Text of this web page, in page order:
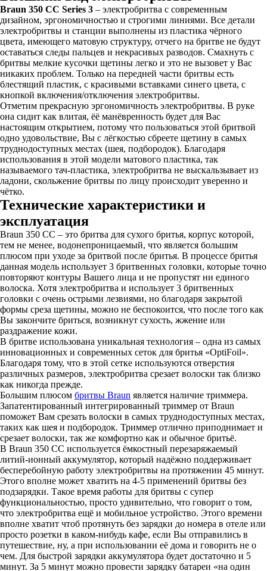
Braun 350 CC Series 3 – электробритва с современным
дизайном, эргономичностью и строгими линиями. Все детали
электробритвы и станции выполнены из пластика чёрного
цвета, имеющего матовую структуру, отчего на бритве не будут
оставаться следы пальцев и некрасивых разводов. Смахнуть с
бритвы мелкие кусочки щетины легко и это не вызовет у Вас
никаких проблем. Только на передней части бритвы есть
блестящий пластик, с красивыми вставками синего цвета, с
кнопкой включения/отключения электробритвы.
Отметим прекрасную эргономичность электробритвы. В руке
она сидит как влитая, ёё манёвренность будет для Вас
настоящим открытием, потому что пользоваться этой бритвой
одно удовольствие, Вы с лёгкостью сбреете щетину в самых
труднодоступных местах (шея, подбородок). Благодаря
использования в этой модели матового пластика, так
называемого тач-пластика, электробритва не выскальзывает из
ладони, скольжение бритвы по лицу происходит уверенно и
чётко.
Технические характеристики и
эксплуатация
Braun 350 CC – это бритва для сухого бритья, корпус которой,
тем не менее, водонепроницаемый, что является большим
плюсом при уходе за бритвой после бритья. В процессе бритья
данная модель использует 3 бритвенных головки, которые точно
повторяют контуры Вашего лица и не пропустят ни единого
волоска. Хотя электробритва и использует 3 бритвенных
головки с очень острыми лезвиями, но благодаря закрытой
формы среза щетины, можно не беспокоится, что после того как
Вы закончите бриться, возникнут сухость, жжение или
раздражение кожи.
В бритве использована уникальная технология – одна из самых
инновационных и современных сеток для бритья «OptiFoil».
Благодаря тому, что в этой сетке используются отверстия
различных размеров, электробритва срезает волоски так близко
как никогда прежде.
Большим плюсом бритвы Braun является наличие триммера.
Запатентированный интегрированный триммер от Braun
поможет Вам срезать волоски в самых труднодоступных местах,
таких как шея и подбородок. Триммер отлично приподнимает и
срезает волоски, так же комфортно как и обычное бритьё.
В Braun 350 CC используется ёмкостный перезаряжаемый
литий-ионный аккумулятор, который надёжно поддерживает
бесперебойную работу электробритвы на протяжении 45 минут.
Этого вполне может хватить на 4-5 применений бритвы без
подзарядки. Такое время работы для бритвы с супер
функциональностью, просто удивительно, что говорит о том,
что электробритва ещё и мобильное устройство. Этого времени
вполне хватит чтоб протянуть без зарядки до номера в отеле или
просто розетки в каком-нибудь кафе, если Вы отправились в
путешествие, ну, а при использовании её дома и говорить не о
чем. Для быстрой зарядки аккумулятора будет достаточно и 5
минут. За 5 минут можно провести зарядку батареи «на один